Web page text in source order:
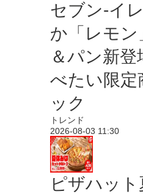
セブン‐イ
か「レモン
＆パン新
べたい限定
ック
トレンド
2026-08-03 11:30
ピザハッ